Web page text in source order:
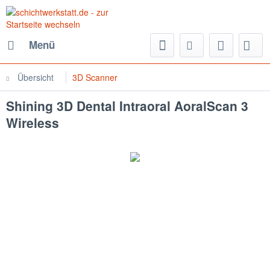
Menü
Übersicht 3D Scanner
Shining 3D Dental Intraoral AoralScan 3
Wireless